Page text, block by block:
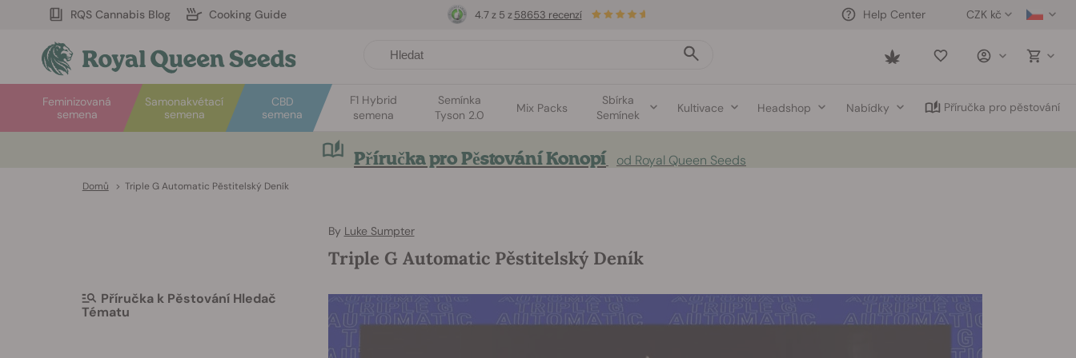
RQS Cannabis Blog Cooking Guide CZK kč
Help Center
Saved
Samonakvétací
semena
Feminizovaná
semena
CBD
semena
F1 Hybrid
semena
Semínka
Tyson 2.0
Mix Packs
Sbírka
Semínek
Kultivace Headshop Nabídky Příručka pro pěstování
4.7 z 5 z 58653 recenzí
Příručka pro Pěstování Konopí od Royal Queen Seeds
Domů > Triple G Automatic Pěstitelský Deník
By Luke Sumpter
Triple G Automatic Pěstitelský Deník
Příručka k Pěstování Hledač
Tématu